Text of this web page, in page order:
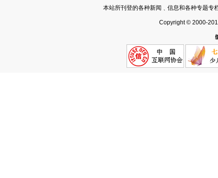
本站所刊登的各种新闻﹑信息和各种专题专
Copyright © 2000-